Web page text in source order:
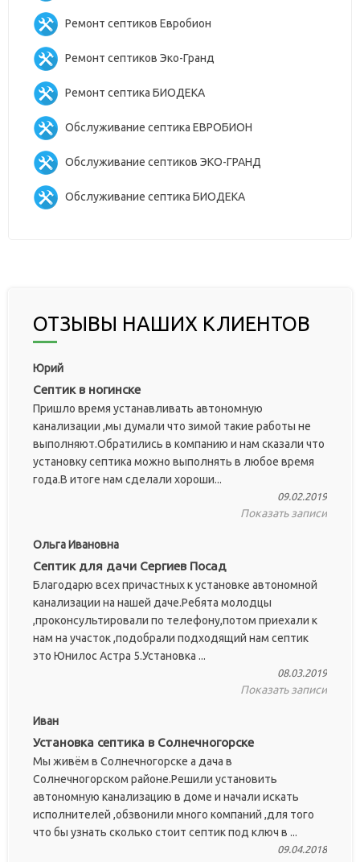
Ремонт септиков Евробион
Ремонт септиков Эко-Гранд
Ремонт септика БИОДЕКА
Обслуживание септика ЕВРОБИОН
Обслуживание септиков ЭКО-ГРАНД
Обслуживание септика БИОДЕКА
ОТЗЫВЫ НАШИХ КЛИЕНТОВ
Юрий
Септик в ногинске
Пришло время устанавливать автономную
канализации ,мы думали что зимой такие работы не
выполняют.Обратились в компанию и нам сказали что
установку септика можно выполнять в любое время
года.В итоге нам сделали хороши...
09.02.2019
Показать записи
Ольга Ивановна
Септик для дачи Сергиев Посад
Благодарю всех причастных к установке автономной
канализации на нашей даче.Ребята молодцы
,проконсультировали по телефону,потом приехали к
нам на участок ,подобрали подходящий нам септик
это Юнилос Астра 5.Установка ...
08.03.2019
Показать записи
Иван
Установка септика в Солнечногорске
Мы живём в Солнечногорске а дача в
Солнечногорском районе.Решили установить
автономную канализацию в доме и начали искать
исполнителей ,обзвонили много компаний ,для того
что бы узнать сколько стоит септик под ключ в ...
09.04.2018